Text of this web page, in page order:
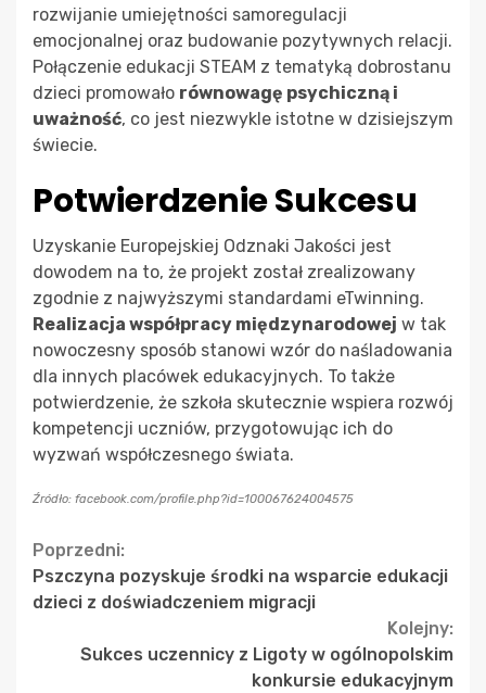
rozwijanie umiejętności samoregulacji
emocjonalnej oraz budowanie pozytywnych relacji.
Połączenie edukacji STEAM z tematyką dobrostanu
dzieci promowało równowagę psychiczną i
uważność, co jest niezwykle istotne w dzisiejszym
świecie.
Potwierdzenie Sukcesu
Uzyskanie Europejskiej Odznaki Jakości jest
dowodem na to, że projekt został zrealizowany
zgodnie z najwyższymi standardami eTwinning.
Realizacja współpracy międzynarodowej w tak
nowoczesny sposób stanowi wzór do naśladowania
dla innych placówek edukacyjnych. To także
potwierdzenie, że szkoła skutecznie wspiera rozwój
kompetencji uczniów, przygotowując ich do
wyzwań współczesnego świata.
Źródło: facebook.com/profile.php?id=100067624004575
Continue
Reading
Poprzedni:
Pszczyna pozyskuje środki na wsparcie edukacji
dzieci z doświadczeniem migracji
Kolejny:
Sukces uczennicy z Ligoty w ogólnopolskim
konkursie edukacyjnym